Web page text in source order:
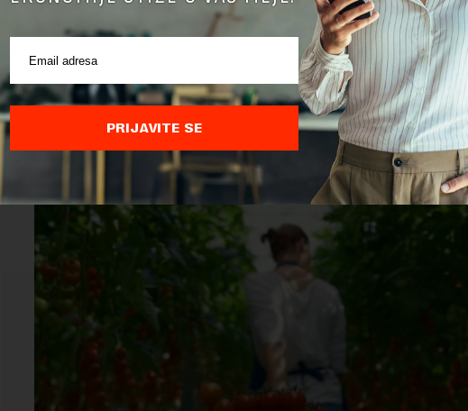
Zainteresovani pitanja mogu uputiti elektronskim putem na mejl
ipard.info@minpolj.gov.rs
, ili pozivanjem telefona 011 3107 013,
radnog dana od 7.30 do 15.30 časova.
Bodovna lista može se preuzeti na linku: https://
content/uploads/2025/07/bodovna-lista.pdf .
PRIJAVITE SE